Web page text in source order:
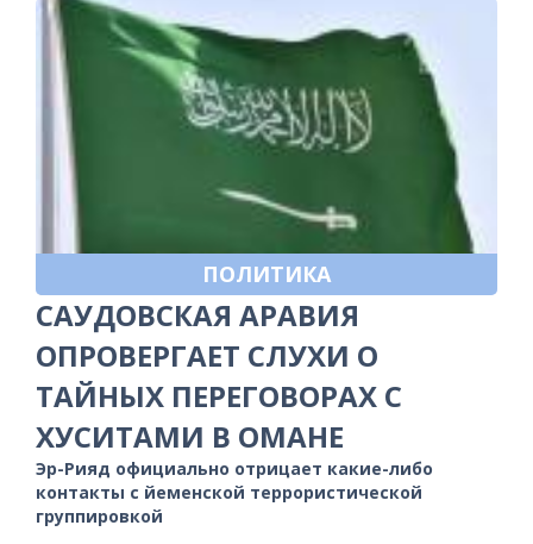
ПОЛИТИКА
САУДОВСКАЯ АРАВИЯ
ОПРОВЕРГАЕТ СЛУХИ О
ТАЙНЫХ ПЕРЕГОВОРАХ С
ХУСИТАМИ В ОМАНЕ
Эр-Рияд официально отрицает какие-либо
контакты с йеменской террористической
группировкой